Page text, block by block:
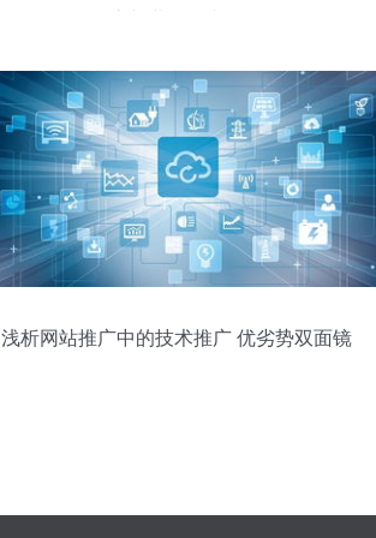
浅析网站推广中的技术推广 优劣势双面镜